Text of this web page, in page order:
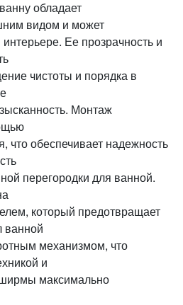
обладает
видом и может
Ее прозрачность и
чистоты и порядка в
Монтаж
обеспечивает надежность
перегородки для ванной.
который предотвращает
ванной
механизмом, что
и
максимально